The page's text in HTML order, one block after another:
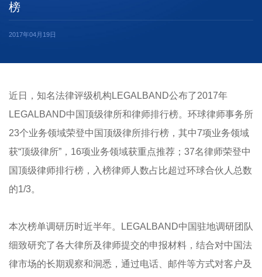
榜
2017年04月19日
近日，知名法律评级机构LEGALBAND公布了2017年
LEGALBAND中国顶级律所和律师排行榜。环球律师事务所
23个业务领域荣登中国顶级律所排行榜，其中7项业务领域
获“顶级律所”，16项业务领域获重点推荐；37名律师荣登中
国顶级律师排行榜，入榜律师人数占比超过环球合伙人总数
的1/3。
本次榜单调研历时近半年。LEGALBAND中国驻地调研团队
细致研究了各大律所及律师提交的申报材料，结合对中国法
律市场的长期观察和洞悉，通过电话、邮件等方式对客户及